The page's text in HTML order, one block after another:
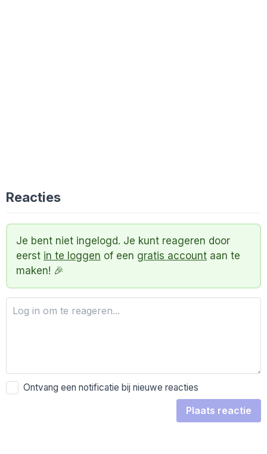
Reacties
Je bent niet ingelogd. Je kunt reageren door
eerst in te loggen of een gratis account aan te
maken! 🎉
Ontvang een notificatie bij nieuwe reacties
Plaats reactie